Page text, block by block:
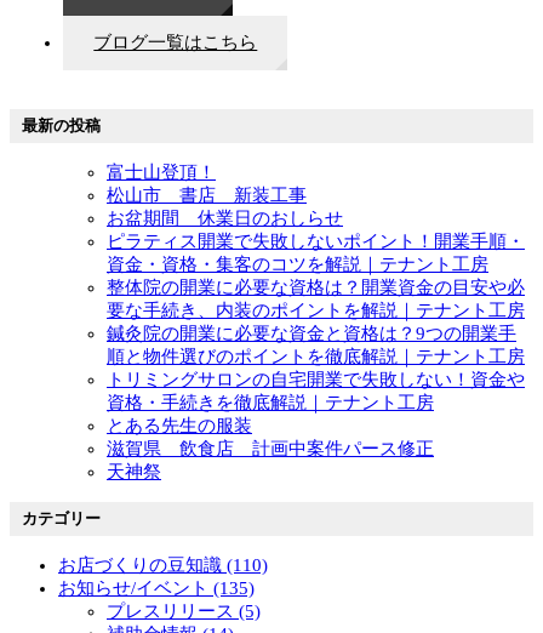
ブログ一覧はこちら
最新の投稿
富士山登頂！
松山市 書店 新装工事
お盆期間 休業日のおしらせ
ピラティス開業で失敗しないポイント！開業手順・
資金・資格・集客のコツを解説｜テナント工房
整体院の開業に必要な資格は？開業資金の目安や必
要な手続き、内装のポイントを解説｜テナント工房
鍼灸院の開業に必要な資金と資格は？9つの開業手
順と物件選びのポイントを徹底解説｜テナント工房
トリミングサロンの自宅開業で失敗しない！資金や
資格・手続きを徹底解説｜テナント工房
とある先生の服装
滋賀県 飲食店 計画中案件パース修正
天神祭
カテゴリー
お店づくりの豆知識 (110)
お知らせ/イベント (135)
プレスリリース (5)